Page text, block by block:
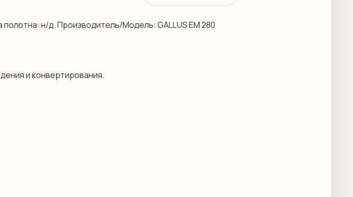
н/д. Производитель/Модель: GALLUS EM 280
и конвертирования.